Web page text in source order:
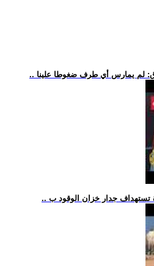
لم يمارس أي طرف ضغوطا علينا
تستهداف جدار خزان الوقود ب